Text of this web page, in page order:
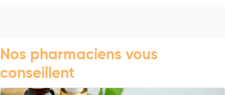
Nos pharmaciens vous
conseillent